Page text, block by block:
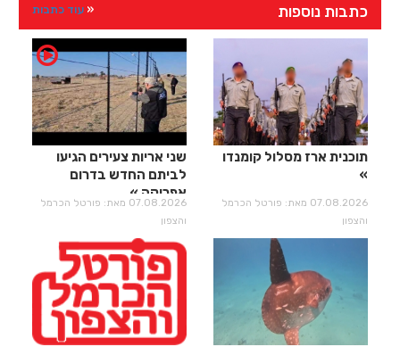
כתבות נוספות עוד כתבות
תוכנית ארז מסלול קומנדו
07.08.2026 מאת: פורטל הכרמל
והצפון
שני אריות צעירים הגיעו
לביתם החדש בדרום
אפריקה
07.08.2026 מאת: פורטל הכרמל
והצפון